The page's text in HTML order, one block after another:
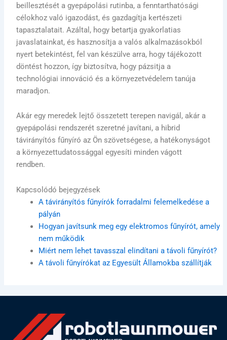
beillesztését a gyepápolási rutinba, a fenntarthatósági
célokhoz való igazodást, és gazdagítja kertészeti
tapasztalatait. Azáltal, hogy betartja gyakorlatias
javaslatainkat, és hasznosítja a valós alkalmazásokból
nyert betekintést, fel van készülve arra, hogy tájékozott
döntést hozzon, így biztosítva, hogy pázsitja a
technológiai innováció és a környezetvédelem tanúja
maradjon.
Akár egy meredek lejtő összetett terepen navigál, akár a
gyepápolási rendszerét szeretné javítani, a hibrid
távirányítós fűnyíró az Ön szövetségese, a hatékonyságot
a környezettudatossággal egyesíti minden vágott
rendben.
Kapcsolódó bejegyzések
A távirányítós fűnyírók forradalmi felemelkedése a
pályán
Hogyan javítsunk meg egy elektromos fűnyírót, amely
nem működik
Miért nem lehet tavasszal elindítani a távoli fűnyírót?
A távoli fűnyírókat az Egyesült Államokba szállítják